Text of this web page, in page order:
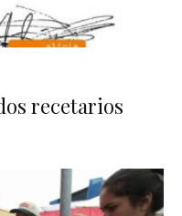
recetarios